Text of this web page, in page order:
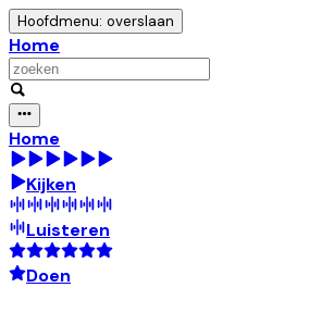
Hoofdmenu: overslaan
Home
Home
Kijken
Luisteren
Doen